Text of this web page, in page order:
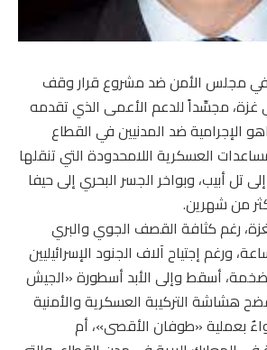
في مجلس الأمن ضد مشروع قرار وقف
غزة، مجسِّداً للدعم الأعمى الذي تقدمه
الإجرامية ضد المدنيين في القطاع
العسكرية اللامحدودة التي تنقلها
تل أبيب، وبواخر الجسر البحري إلى حيفا
من شهرين.
رغم كثافة القصف الجوي والبري
ورغم إجتياح آلاف الجنود الإسرائيليين
الضخمة، أسقط وإلى الأبد أسطورة «الجيش
هشاشة التركيبة العسكرية والأمنية
بعملية «طوفان الأقصى»، أم